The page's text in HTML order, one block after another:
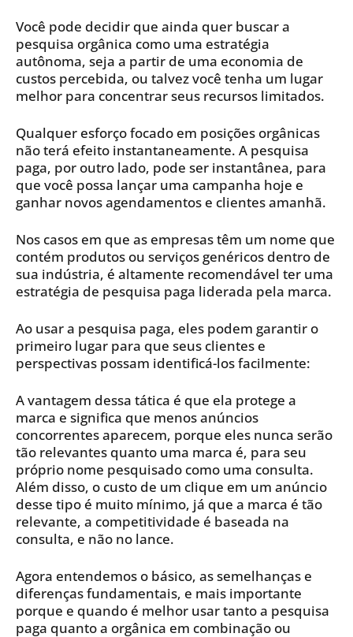
Você pode decidir que ainda quer buscar a
pesquisa orgânica como uma estratégia
autônoma, seja a partir de uma economia de
custos percebida, ou talvez você tenha um lugar
melhor para concentrar seus recursos limitados.
Qualquer esforço focado em posições orgânicas
não terá efeito instantaneamente. A pesquisa
paga, por outro lado, pode ser instantânea, para
que você possa lançar uma campanha hoje e
ganhar novos agendamentos e clientes amanhã.
Nos casos em que as empresas têm um nome que
contém produtos ou serviços genéricos dentro de
sua indústria, é altamente recomendável ter uma
estratégia de pesquisa paga liderada pela marca.
Ao usar a pesquisa paga, eles podem garantir o
primeiro lugar para que seus clientes e
perspectivas possam identificá-los facilmente:
A vantagem dessa tática é que ela protege a
marca e significa que menos anúncios
concorrentes aparecem, porque eles nunca serão
tão relevantes quanto uma marca é, para seu
próprio nome pesquisado como uma consulta.
Além disso, o custo de um clique em um anúncio
desse tipo é muito mínimo, já que a marca é tão
relevante, a competitividade é baseada na
consulta, e não no lance.
Agora entendemos o básico, as semelhanças e
diferenças fundamentais, e mais importante
porque e quando é melhor usar tanto a pesquisa
paga quanto a orgânica em combinação ou